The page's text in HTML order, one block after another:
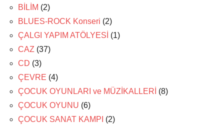
BİLİM (2)
BLUES-ROCK Konseri (2)
ÇALGI YAPIM ATÖLYESİ (1)
CAZ (37)
CD (3)
ÇEVRE (4)
ÇOCUK OYUNLARI ve MÜZİKALLERİ (8)
ÇOCUK OYUNU (6)
ÇOCUK SANAT KAMPI (2)